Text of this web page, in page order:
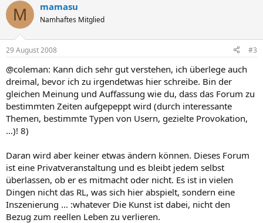
M mamasu
Namhaftes Mitglied
29 August 2008 #3
@coleman: Kann dich sehr gut verstehen, ich überlege auch
dreimal, bevor ich zu irgendetwas hier schreibe. Bin der
gleichen Meinung und Auffassung wie du, dass das Forum zu
bestimmten Zeiten aufgepeppt wird (durch interessante
Themen, bestimmte Typen von Usern, gezielte Provokation,
...)! 8)
Daran wird aber keiner etwas ändern können. Dieses Forum
ist eine Privatveranstaltung und es bleibt jedem selbst
überlassen, ob er es mitmacht oder nicht. Es ist in vielen
Dingen nicht das RL, was sich hier abspielt, sondern eine
Inszenierung ... :whatever Die Kunst ist dabei, nicht den
Bezug zum reellen Leben zu verlieren.